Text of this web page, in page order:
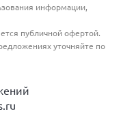
информации,
публичной офертой.
уточняйте по